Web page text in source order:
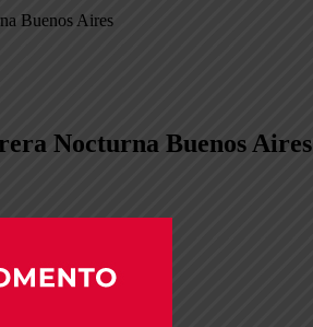
Buenos Aires
Nocturna Buenos Aires